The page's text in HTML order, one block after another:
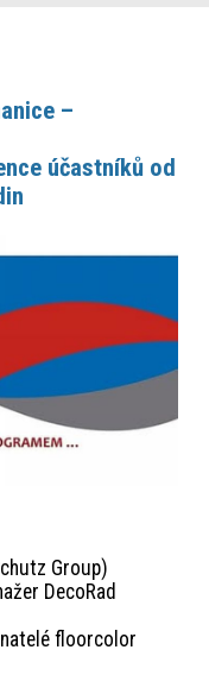
–
účastníků od
Group)
DecoRad
floorcolor